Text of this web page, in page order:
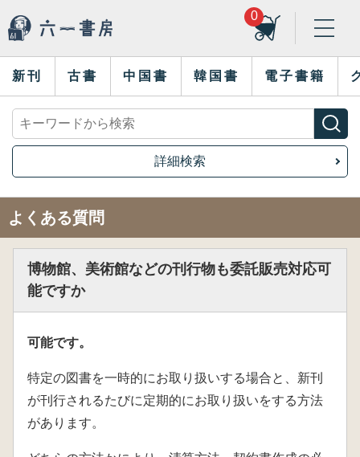
0
新刊 古書 中国書 韓国書 電子書籍
詳細検索
よくある質問
博物館、美術館などの刊行物も委託販売対応可
能ですか
可能です。
特定の図書を一時的にお取り扱いする場合と、新刊
が刊行されるたびに定期的にお取り扱いをする方法
があります。